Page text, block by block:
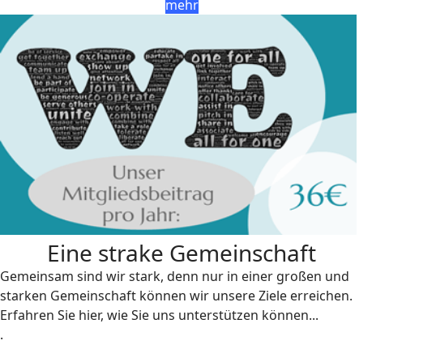
mehr
Eine strake Gemeinschaft
Gemeinsam sind wir stark, denn nur in einer großen und
starken Gemeinschaft können wir unsere Ziele erreichen.
Erfahren Sie hier, wie Sie uns unterstützen können...
.